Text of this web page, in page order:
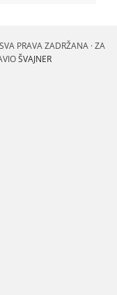
SVA PRAVA ZADRŽANA · ZA
ŠVAJNER